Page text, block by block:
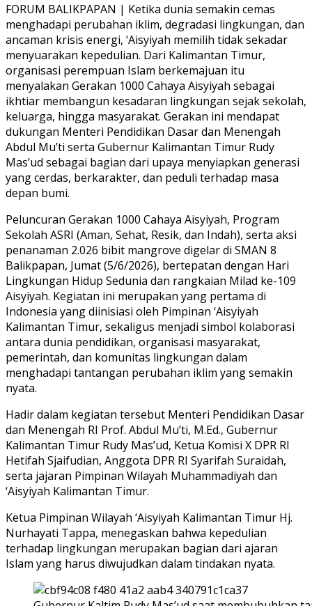
FORUM BALIKPAPAN | Ketika dunia semakin cemas
menghadapi perubahan iklim, degradasi lingkungan, dan
ancaman krisis energi, ‘Aisyiyah memilih tidak sekadar
menyuarakan kepedulian. Dari Kalimantan Timur,
organisasi perempuan Islam berkemajuan itu
menyalakan Gerakan 1000 Cahaya Aisyiyah sebagai
ikhtiar membangun kesadaran lingkungan sejak sekolah,
keluarga, hingga masyarakat. Gerakan ini mendapat
dukungan Menteri Pendidikan Dasar dan Menengah
Abdul Mu’ti serta Gubernur Kalimantan Timur Rudy
Mas’ud sebagai bagian dari upaya menyiapkan generasi
yang cerdas, berkarakter, dan peduli terhadap masa
depan bumi.
Peluncuran Gerakan 1000 Cahaya Aisyiyah, Program
Sekolah ASRI (Aman, Sehat, Resik, dan Indah), serta aksi
penanaman 2.026 bibit mangrove digelar di SMAN 8
Balikpapan, Jumat (5/6/2026), bertepatan dengan Hari
Lingkungan Hidup Sedunia dan rangkaian Milad ke-109
Aisyiyah. Kegiatan ini merupakan yang pertama di
Indonesia yang diinisiasi oleh Pimpinan ‘Aisyiyah
Kalimantan Timur, sekaligus menjadi simbol kolaborasi
antara dunia pendidikan, organisasi masyarakat,
pemerintah, dan komunitas lingkungan dalam
menghadapi tantangan perubahan iklim yang semakin
nyata.
Hadir dalam kegiatan tersebut Menteri Pendidikan Dasar
dan Menengah RI Prof. Abdul Mu’ti, M.Ed., Gubernur
Kalimantan Timur Rudy Mas’ud, Ketua Komisi X DPR RI
Hetifah Sjaifudian, Anggota DPR RI Syarifah Suraidah,
serta jajaran Pimpinan Wilayah Muhammadiyah dan
‘Aisyiyah Kalimantan Timur.
Ketua Pimpinan Wilayah ‘Aisyiyah Kalimantan Timur Hj.
Nurhayati Tappa, menegaskan bahwa kepedulian
terhadap lingkungan merupakan bagian dari ajaran
Islam yang harus diwujudkan dalam tindakan nyata.